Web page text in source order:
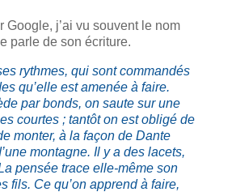
Google, j’ai vu souvent le nom
parle de son écriture.
rythmes, qui sont commandés
qu’elle est amenée à faire.
par bonds, on saute sur une
courtes ; tantôt on est obligé de
monter, à la façon de Dante
montagne. Il y a des lacets,
pensée trace elle-même son
fils. Ce qu’on apprend à faire,